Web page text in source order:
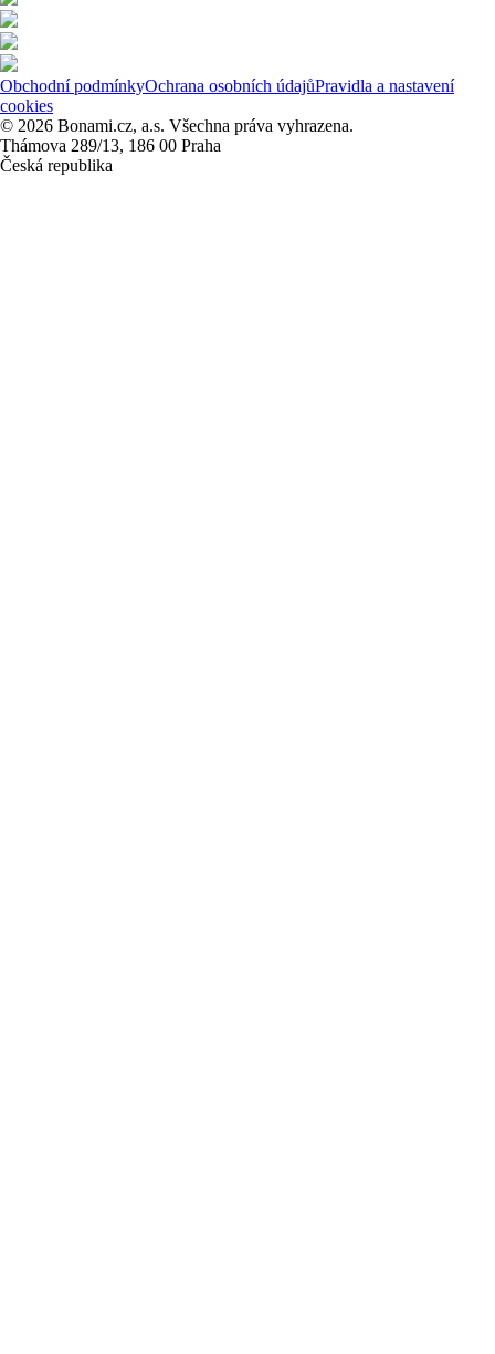
Obchodní podmínkyOchrana osobních údajůPravidla a nastavení
cookies
© 2026 Bonami.cz, a.s. Všechna práva vyhrazena.
Thámova 289/13, 186 00 Praha
Česká republika